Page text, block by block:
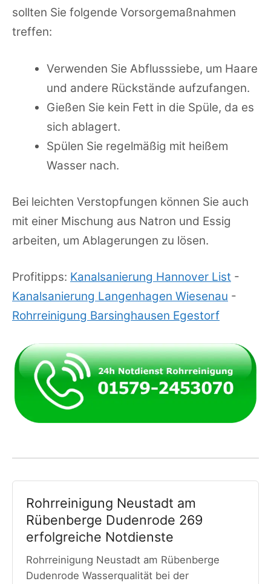
sollten Sie folgende Vorsorgemaßnahmen
treffen:
Verwenden Sie Abflusssiebe, um Haare
und andere Rückstände aufzufangen.
Gießen Sie kein Fett in die Spüle, da es
sich ablagert.
Spülen Sie regelmäßig mit heißem
Wasser nach.
Bei leichten Verstopfungen können Sie auch
mit einer Mischung aus Natron und Essig
arbeiten, um Ablagerungen zu lösen.
Profitipps: Kanalsanierung Hannover List -
Kanalsanierung Langenhagen Wiesenau -
Rohrreinigung Barsinghausen Egestorf
Rohrreinigung Neustadt am
Rübenberge Dudenrode 269
erfolgreiche Notdienste
Rohrreinigung Neustadt am Rübenberge
Dudenrode Wasserqualität bei der